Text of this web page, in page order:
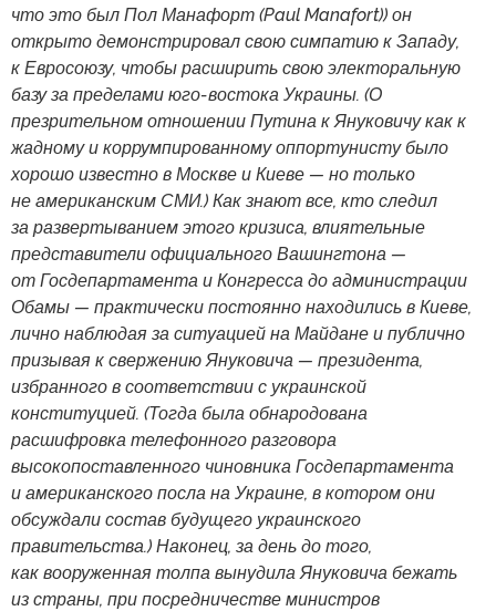
что это был Пол Манафорт (Paul Manafort)) он
открыто демонстрировал свою симпатию к Западу,
к Евросоюзу, чтобы расширить свою электоральную
базу за пределами юго-востока Украины. (О
презрительном отношении Путина к Януковичу как к
жадному и коррумпированному оппортунисту было
хорошо известно в Москве и Киеве — но только
не американским СМИ.) Как знают все, кто следил
за развертыванием этого кризиса, влиятельные
представители официального Вашингтона —
от Госдепартамента и Конгресса до администрации
Обамы — практически постоянно находились в Киеве,
лично наблюдая за ситуацией на Майдане и публично
призывая к свержению Януковича — президента,
избранного в соответствии с украинской
конституцией. (Тогда была обнародована
расшифровка телефонного разговора
высокопоставленного чиновника Госдепартамента
и американского посла на Украине, в котором они
обсуждали состав будущего украинского
правительства.) Наконец, за день до того,
как вооруженная толпа вынудила Януковича бежать
из страны, при посредничестве министров